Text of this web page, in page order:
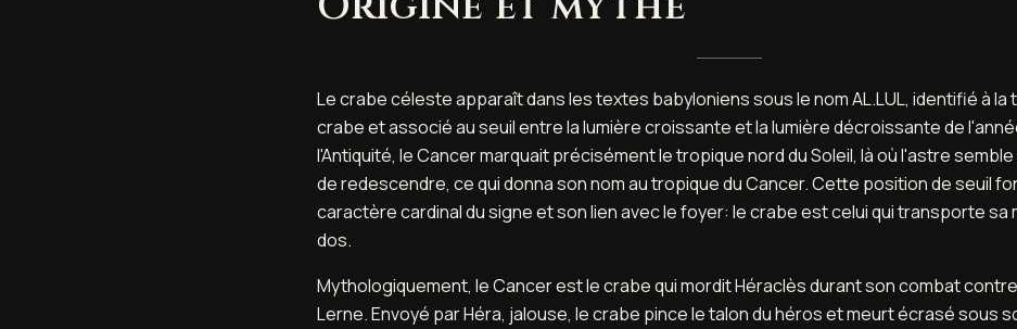
Le crabe céleste apparaît dans les textes babyloniens sous le nom AL.LUL, identifié à la
crabe et associé au seuil entre la lumière croissante et la lumière décroissante de
l'Antiquité, le Cancer marquait précisément le tropique nord du Soleil, là où l'astre
de redescendre, ce qui donna son nom au tropique du Cancer. Cette position de seuil
caractère cardinal du signe et son lien avec le foyer: le crabe est celui qui transporte sa
dos.
Mythologiquement, le Cancer est le crabe qui mordit Héraclès durant son combat
Lerne. Envoyé par Héra, jalouse, le crabe pince le talon du héros et meurt écrasé sous